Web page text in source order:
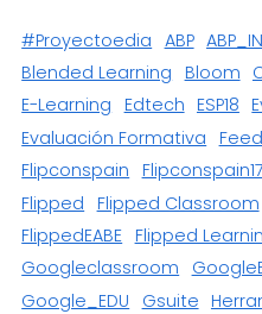
#proyectoedia ABP
Blended Learning
Bloom
E-Learning
Edtech ESP18
Evaluación Formativa
Flipconspain
Flipconspain17
Flipped
Flipped Classroom
FlippedEABE Flipped
Googleclassroom
Google_EDU
Gsuite